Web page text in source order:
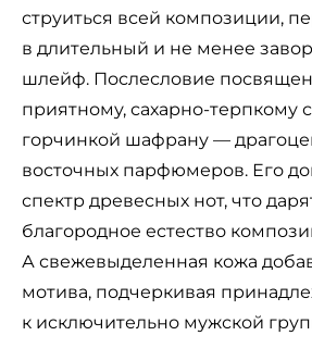
струиться всей композиции,
в длительный и не менее
шлейф. Послесловие
приятному, сахарно-терпкому
горчинкой шафрану —
восточных парфюмеров. Его
спектр древесных нот, что
благородное естество
А свежевыделенная кожа
мотива, подчеркивая
к исключительно мужской